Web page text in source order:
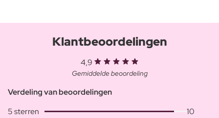
Klantbeoordelingen
4,9
Gemiddelde beoordeling
Verdeling van beoordelingen
5 sterren
10